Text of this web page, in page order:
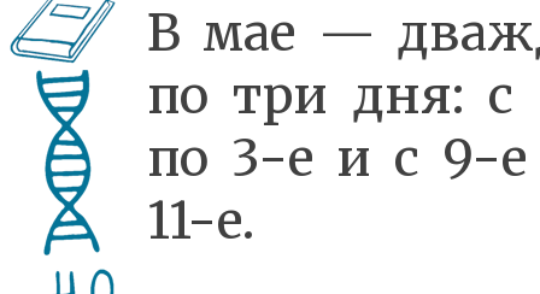
В мае —
по три дня: с
по 3-е и с 9-
11-е.